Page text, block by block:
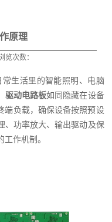
原理
览次数：
生活里的智能照明、电脑
驱动电路板如同隐藏在设备
端负载，确保设备按照预设
、功率放大、输出驱动及保
作机制。